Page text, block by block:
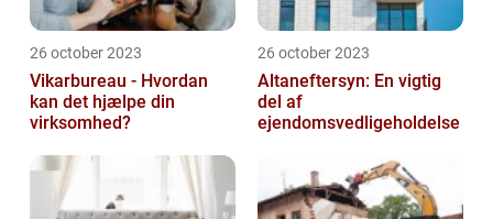
26 october 2023
Vikarbureau - Hvordan
kan det hjælpe din
virksomhed?
26 october 2023
Altaneftersyn: En vigtig
del af
ejendomsvedligeholdelse